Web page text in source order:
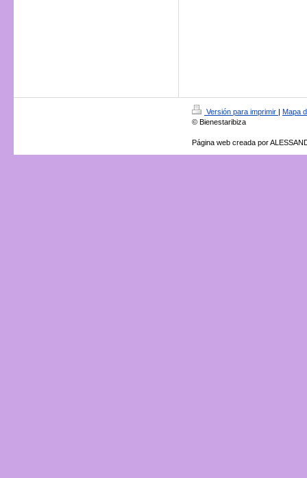
Versión para imprimir | Mapa
© Bienestaribiza
Página web creada por